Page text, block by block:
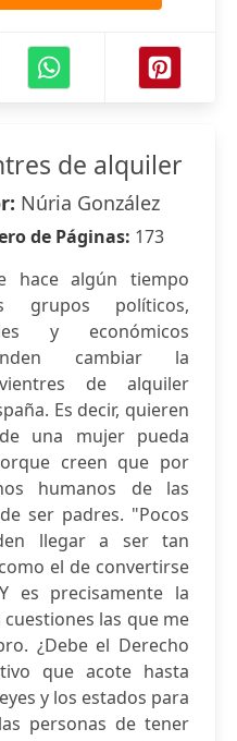
de alquiler
Núria González
de Páginas: 173
hace algún tiempo
grupos políticos,
y económicos
cambiar la
de alquiler
Es decir, quieren
una mujer pueda
creen que por
humanos de las
ser padres. "Pocos
llegar a ser tan
el de convertirse
es precisamente la
las que me
¿Debe el Derecho
que acote hasta
y los estados para
personas de tener